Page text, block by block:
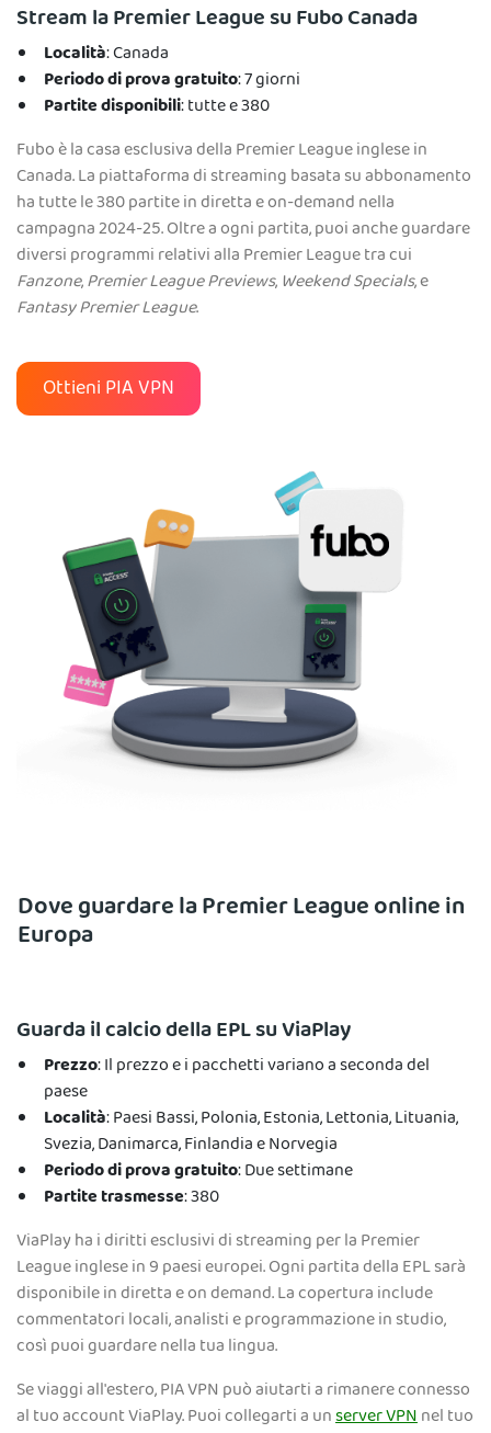
Stream la Premier League su Fubo Canada
Località: Canada
Periodo di prova gratuito: 7 giorni
Partite disponibili: tutte e 380
Fubo è la casa esclusiva della Premier League inglese in
Canada. La piattaforma di streaming basata su abbonamento
ha tutte le 380 partite in diretta e on-demand nella
campagna 2024-25. Oltre a ogni partita, puoi anche guardare
diversi programmi relativi alla Premier League tra cui
Fanzone,Premier League Previews,Weekend Specials, e
Fantasy Premier League.
Ottieni PIA VPN
Dove guardare la Premier League online in
Europa
Guarda il calcio della EPL su ViaPlay
Prezzo: Il prezzo e i pacchetti variano a seconda del
paese
Località: Paesi Bassi, Polonia, Estonia, Lettonia, Lituania,
Svezia, Danimarca, Finlandia e Norvegia
Periodo di prova gratuito: Due settimane
Partite trasmesse: 380
ViaPlay ha i diritti esclusivi di streaming per la Premier
League inglese in 9 paesi europei. Ogni partita della EPL sarà
disponibile in diretta e on demand. La copertura include
commentatori locali, analisti e programmazione in studio,
così puoi guardare nella tua lingua.
Se viaggi all'estero, PIA VPN può aiutarti a rimanere connesso
al tuo account ViaPlay. Puoi collegarti a unserver VPNnel tuo